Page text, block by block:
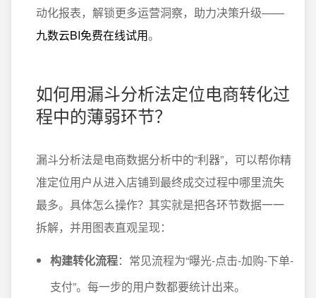
动化报表，解锁更多运营洞察，助力决策升级——
九数云BI免费在线试用。
如何用漏斗分析法定位电商转化过
程中的薄弱环节？
漏斗分析法是电商数据分析中的“利器”，可以帮你精
准定位用户从进入店铺到最终成交过程中哪里流失
最多。具体怎么操作？其实就是把各环节数据一一
拆解，并用图表直观呈现：
构建转化流程：常见流程为“曝光-点击-加购-下单-
支付”。每一步的用户数都要统计出来。